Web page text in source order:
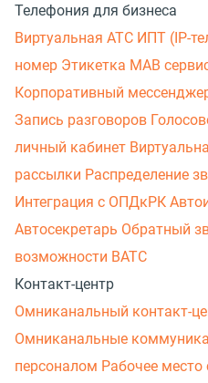
Телефония для бизнеса
Виртуальная АТС ИПТ (IP-
номер Этикетка МАВ
Корпоративный
Запись разговоров
личный кабинет
рассылки Распределение
Интеграция с ОПДкРК
Автосекретарь Обратный
возможности ВАТС
Контакт-центр
Омниканальный контакт-
Омниканальные
персоналом Рабочее место